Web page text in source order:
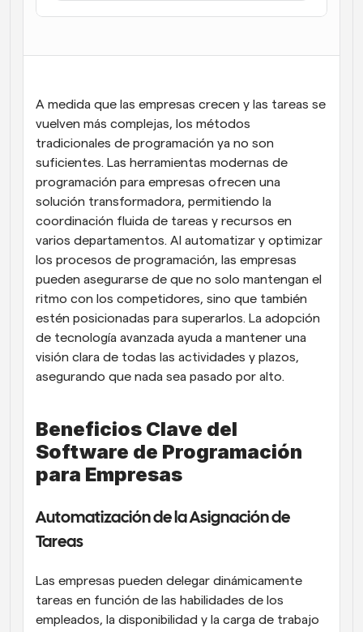
Programación potenciadda con llamadas
impulsadas por IA
actualizaciones
Reuniones Instantáneas
Reúnete con clientes en minutos
Enlaces de Grupo Dinámico
Reserva reuniones de forma fluida con varias personas
Webhooks
Recibe notificaciones cuando ocurra algo
A medida que las empresas crecen y las tareas se
vuelven más complejas, los métodos
tradicionales de programación ya no son
suficientes. Las herramientas modernas de
programación para empresas ofrecen una
solución transformadora, permitiendo la
coordinación fluida de tareas y recursos en
varios departamentos. Al automatizar y optimizar
los procesos de programación, las empresas
pueden asegurarse de que no solo mantengan el
ritmo con los competidores, sino que también
estén posicionadas para superarlos. La adopción
de tecnología avanzada ayuda a mantener una
visión clara de todas las actividades y plazos,
asegurando que nada sea pasado por alto.
Beneficios Clave del
Software de Programación
para Empresas
Automatización de la Asignación de
Tareas
Las empresas pueden delegar dinámicamente
tareas en función de las habilidades de los
empleados, la disponibilidad y la carga de trabajo